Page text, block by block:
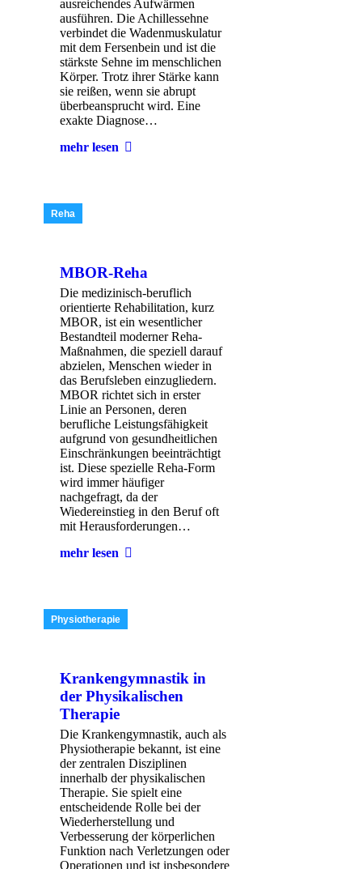
ausreichendes Aufwärmen
ausführen. Die Achillessehne
verbindet die Wadenmuskulatur
mit dem Fersenbein und ist die
stärkste Sehne im menschlichen
Körper. Trotz ihrer Stärke kann
sie reißen, wenn sie abrupt
überbeansprucht wird. Eine
exakte Diagnose…
mehr lesen
Reha
MBOR-Reha
Die medizinisch-beruflich
orientierte Rehabilitation, kurz
MBOR, ist ein wesentlicher
Bestandteil moderner Reha-
Maßnahmen, die speziell darauf
abzielen, Menschen wieder in
das Berufsleben einzugliedern.
MBOR richtet sich in erster
Linie an Personen, deren
berufliche Leistungsfähigkeit
aufgrund von gesundheitlichen
Einschränkungen beeinträchtigt
ist. Diese spezielle Reha-Form
wird immer häufiger
nachgefragt, da der
Wiedereinstieg in den Beruf oft
mit Herausforderungen…
mehr lesen
Physiotherapie
Krankengymnastik in
der Physikalischen
Therapie
Die Krankengymnastik, auch als
Physiotherapie bekannt, ist eine
der zentralen Disziplinen
innerhalb der physikalischen
Therapie. Sie spielt eine
entscheidende Rolle bei der
Wiederherstellung und
Verbesserung der körperlichen
Funktion nach Verletzungen oder
Operationen und ist insbesondere